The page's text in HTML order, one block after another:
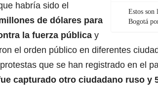
Estos son
Bogotá
habría sido el
de dólares para
la fuerza pública y
el orden público en diferentes
que se han registrado en el
capturado otro ciudadano ruso y